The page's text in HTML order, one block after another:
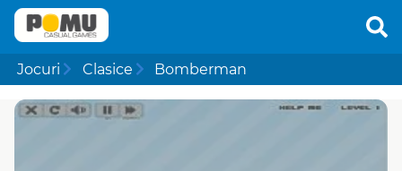
Jocuri Clasice Bomberman